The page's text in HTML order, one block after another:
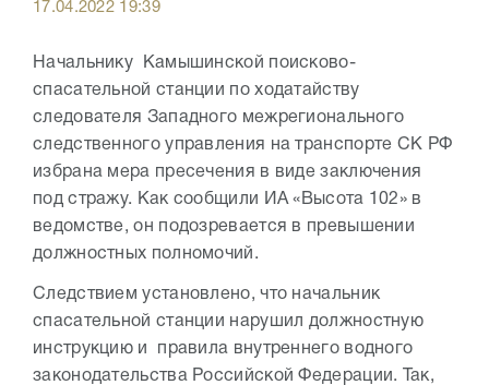
17.04.2022 19:39
Начальнику Камышинской поисково-
спасательной станции по ходатайству
следователя Западного межрегионального
следственного управления на транспорте СК РФ
избрана мера пресечения в виде заключения
под стражу. Как сообщили ИА «Высота 102» в
ведомстве, он подозревается в превышении
должностных полномочий.
Следствием установлено, что начальник
спасательной станции нарушил должностную
инструкцию и правила внутреннего водного
законодательства Российской Федерации. Так,